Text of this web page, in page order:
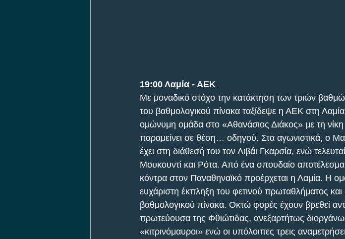
19:00 Λαμία - ΑΕΚ
Με μοναδικό στόχο την κατάκτηση των τριών
του βαθμολογικού πίνακα ταξίδεψε η ΑΕΚ στη
ομώνυμη ομάδα στο «Αθανάσιος Διάκος» με τη
παραμείνει σε θέση… οδηγού. Στα αγωνιστικά, ο
έχει στη διάθεσή του τον Λιβάι Γκαρσία, ενώ
Μουκουντί και Ρότα. Από ένα σπουδαίο
κόντρα στον Παναθηναϊκό προέρχεται η Λαμία. Η
ευχάριστη έκπληξη του φετινού πρωταθλήματος και
βαθμολογικού πίνακα. Οκτώ φορές έχουν βρεθεί
πρωτεύουσα της Φθιώτιδας, ανεξαρτήτως
«κιτρινόμαυροι» ενώ οι υπόλοιπες τρεις